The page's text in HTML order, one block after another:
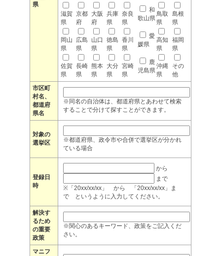
県
滋賀
県
京都
府
大阪
府
兵庫
県
奈良
県
和
歌山県
鳥取
県
島根
県
岡山
県
広島
県
山口
県
徳島
県
香川
県
愛
媛県
高知
県
福岡
県
佐賀
県
長崎
県
熊本
県
大分
県
宮崎
県
鹿
児島県
沖縄
県
その
他
市区町
村名、
都道府
県名
※同名の自治体は、都道府県とあわせて検索
することで分けて探すことができます。
対象の
選挙区
※都道府県、政令市や合併で選挙区が分かれ
ている場合
登録日
時
から
まで
※「20xx/xx/xx」 から 「20xx/xx/xx」ま
で というように入力してください。
解決す
るため
の重要
政策
※関心のあるキーワード、政策をご記入くだ
さい。
マニフ